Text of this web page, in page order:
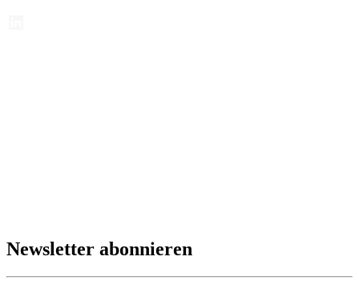
Newsletter abonnieren